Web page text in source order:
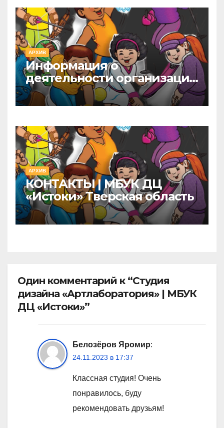
АРХИВ
Информация о
деятельности организации
культуры | МБУК ДЦ
«Истоки» Тверская область
АРХИВ
КОНТАКТЫ | МБУК ДЦ
«Истоки» Тверская область
Один комментарий к “Студия
дизайна «Артлаборатория» | МБУК
ДЦ «Истоки»”
Белозёров Яромир:
24.11.2023 в 17:37
Классная студия! Очень
понравилось, буду
рекомендовать друзьям!